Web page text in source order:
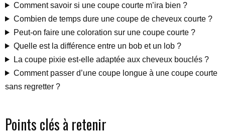
Comment savoir si une coupe courte m’ira bien ?
Combien de temps dure une coupe de cheveux courte ?
Peut-on faire une coloration sur une coupe courte ?
Quelle est la différence entre un bob et un lob ?
La coupe pixie est-elle adaptée aux cheveux bouclés ?
Comment passer d’une coupe longue à une coupe courte
sans regretter ?
Points clés à retenir